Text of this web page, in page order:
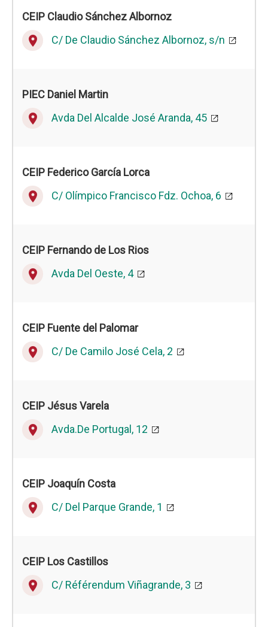
CEIP Claudio Sánchez Albornoz
place C/ De Claudio Sánchez Albornoz, s/n
PIEC Daniel Martin
place Avda Del Alcalde José Aranda, 45
CEIP Federico García Lorca
place C/ Olímpico Francisco Fdz. Ochoa, 6
CEIP Fernando de Los Rios
place Avda Del Oeste, 4
CEIP Fuente del Palomar
place C/ De Camilo José Cela, 2
CEIP Jésus Varela
place Avda.De Portugal, 12
CEIP Joaquín Costa
place C/ Del Parque Grande, 1
CEIP Los Castillos
place C/ Référendum Viñagrande, 3